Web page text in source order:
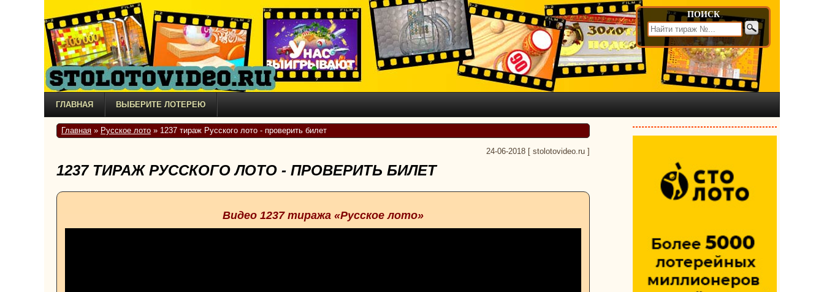
ПОИСК
ГЛАВНАЯ ВЫБЕРИТЕ ЛОТЕРЕЮ
Главная » Русское лото » 1237 тираж Русского лото - проверить билет
24-06-2018 stolotovideo.ru
1237 ТИРАЖ РУССКОГО ЛОТО - ПРОВЕРИТЬ БИЛЕТ
Видео 1237 тиража «Русское лото»